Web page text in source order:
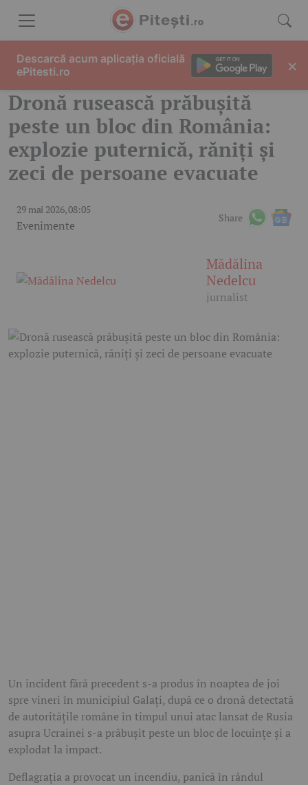
Dronă rusească prăbușită
peste un bloc din România:
explozie puternică, răniți și
zeci de persoane evacuate
29 mai 2026, 08:05
Evenimente
Share
Mădălina
Nedelcu
jurnalist
Un incident fără precedent s-a produs în noaptea de joi
spre vineri în municipiul Galați, după ce o dronă detectată
de autoritățile române în timpul unui atac lansat de Rusia
asupra Ucrainei s-a prăbușit peste un bloc de locuințe și a
explodat la impact.
Deflagrația a provocat un incendiu, panică în rândul
Descarcă acum aplicația oficială
ePitesti.ro
×